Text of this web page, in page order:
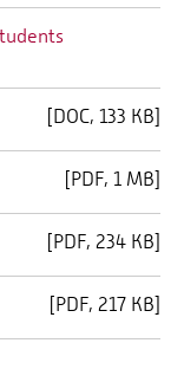
DOC 133 KB]
PDF 1 MB]
PDF 234 KB]
PDF 217 KB]